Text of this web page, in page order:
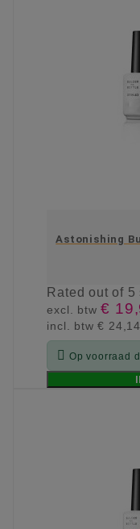
Astonishing
Ratedout of 5
excl. btw€
incl. btw€ 24,14
 Op voorraad